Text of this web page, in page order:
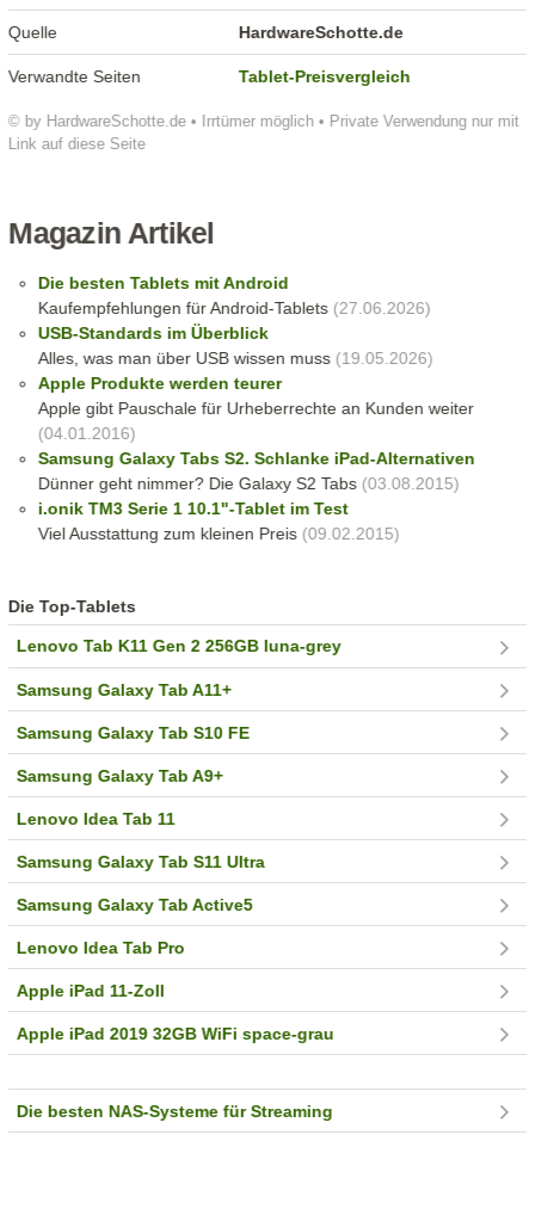
© by HardwareSchotte.de • Irrtümer möglich • Private Verwendung nur mit
Link auf diese Seite
Quelle HardwareSchotte.de
Verwandte Seiten Tablet-Preisvergleich
Magazin Artikel
Die besten Tablets mit Android
Kaufempfehlungen für Android-Tablets(27.06.2026)
USB-Standards im Überblick
Alles, was man über USB wissen muss(19.05.2026)
Apple Produkte werden teurer
Apple gibt Pauschale für Urheberrechte an Kunden weiter
(04.01.2016)
Samsung Galaxy Tabs S2. Schlanke iPad-Alternativen
Dünner geht nimmer? Die Galaxy S2 Tabs(03.08.2015)
i.onik TM3 Serie 1 10.1"-Tablet im Test
Viel Ausstattung zum kleinen Preis(09.02.2015)
Die Top-Tablets
Lenovo Tab K11 Gen 2 256GB luna-grey
Samsung Galaxy Tab A11+
Samsung Galaxy Tab S10 FE
Samsung Galaxy Tab A9+
Lenovo Idea Tab 11
Samsung Galaxy Tab S11 Ultra
Samsung Galaxy Tab Active5
Lenovo Idea Tab Pro
Apple iPad 11-Zoll
Apple iPad 2019 32GB WiFi space-grau
Die besten NAS-Systeme für Streaming